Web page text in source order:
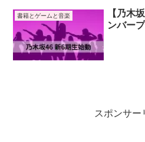
書籍とゲームと音楽
【乃木
ンバー
スポンサー